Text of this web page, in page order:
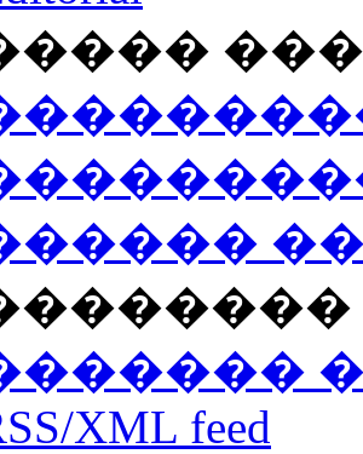
XML feed